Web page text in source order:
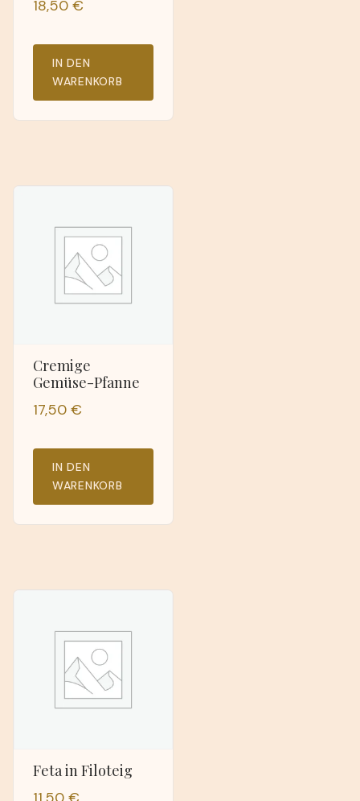
18,50 €
IN DEN
WARENKORB
Cremige
Gemüse-Pfanne
17,50 €
IN DEN
WARENKORB
Feta in Filoteig